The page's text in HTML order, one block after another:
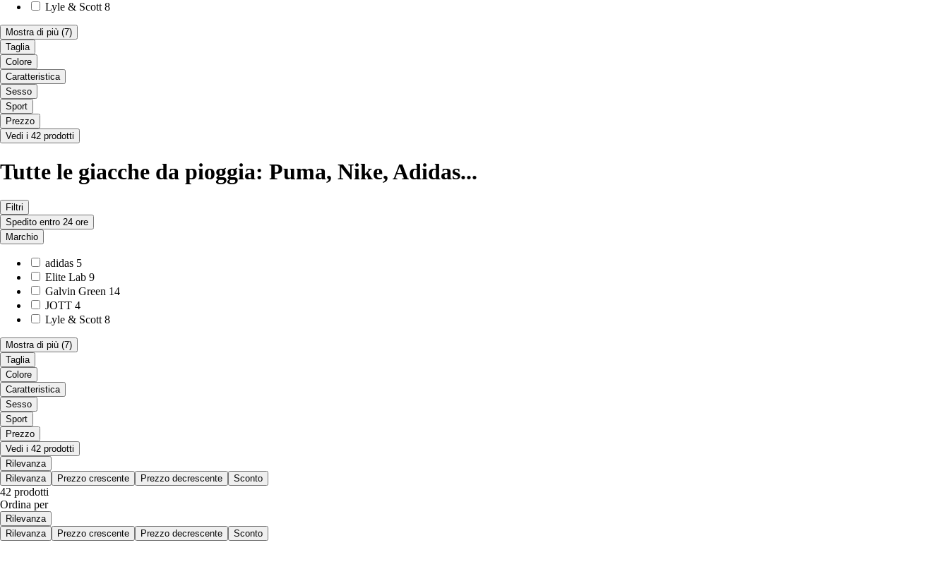
Lyle & Scott 8
Mostra di più (7)
Taglia
Colore
Caratteristica
Sesso
Sport
Prezzo
Vedi i 42 prodotti
Tutte le giacche da pioggia: Puma, Nike, Adidas...
Filtri
Spedito entro 24 ore
Marchio
adidas 5
Elite Lab 9
Galvin Green 14
JOTT 4
Lyle & Scott 8
Mostra di più (7)
Taglia
Colore
Caratteristica
Sesso
Sport
Prezzo
Vedi i 42 prodotti
Rilevanza
Rilevanza
Prezzo crescente Prezzo decrescente Sconto
42 prodotti
Ordina per
Rilevanza
Rilevanza
Prezzo crescente Prezzo decrescente Sconto